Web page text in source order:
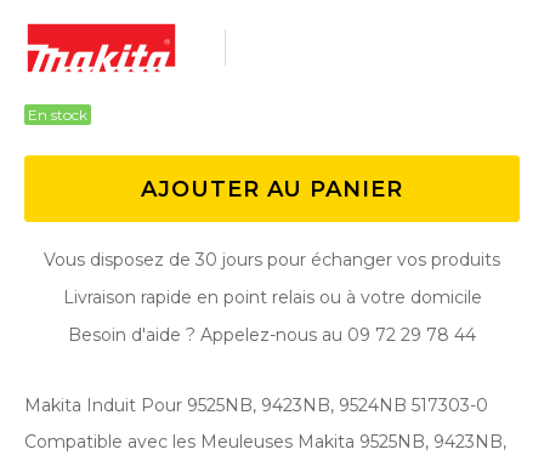
En stock
AJOUTER AU PANIER
Vous disposez de 30 jours pour échanger vos produits
Livraison rapide en point relais ou à votre domicile
Besoin d'aide ? Appelez-nous au 09 72 29 78 44
Makita Induit Pour 9525NB, 9423NB, 9524NB 517303-0
Compatible avec les Meuleuses Makita 9525NB, 9423NB,